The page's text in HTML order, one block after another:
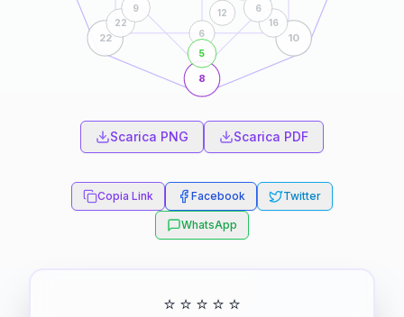
8
22 10
6
12
5
22
9
16
6
Scarica PNG Scarica PDF
Copia Link Facebook Twitter
WhatsApp
⭐ ⭐ ⭐ ⭐ ⭐